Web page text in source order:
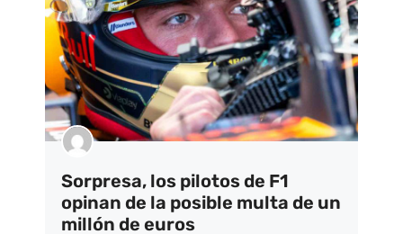
Sorpresa, los pilotos de F1
opinan de la posible multa de un
millón de euros